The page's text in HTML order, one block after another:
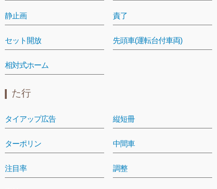
静止画 責了
セット開放 先頭車(運転台付車両)
相対式ホーム
た行
タイアップ広告 縦短冊
ターポリン 中間車
注目率 調整